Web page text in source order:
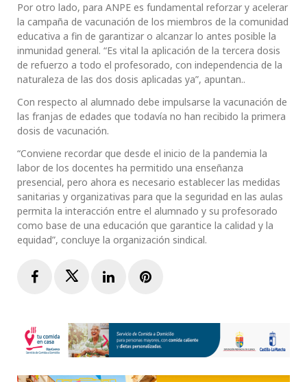
Por otro lado, para ANPE es fundamental reforzar y acelerar
la campaña de vacunación de los miembros de la comunidad
educativa a fin de garantizar o alcanzar lo antes posible la
inmunidad general. “Es vital la aplicación de la tercera dosis
de refuerzo a todo el profesorado, con independencia de la
naturaleza de las dos dosis aplicadas ya”, apuntan..
Con respecto al alumnado debe impulsarse la vacunación de
las franjas de edades que todavía no han recibido la primera
dosis de vacunación.
“Conviene recordar que desde el inicio de la pandemia la
labor de los docentes ha permitido una enseñanza
presencial, pero ahora es necesario establecer las medidas
sanitarias y organizativas para que la seguridad en las aulas
permita la interacción entre el alumnado y su profesorado
como base de una educación que garantice la calidad y la
equidad”, concluye la organización sindical.
FacebookTwitterLinkedInPinterest